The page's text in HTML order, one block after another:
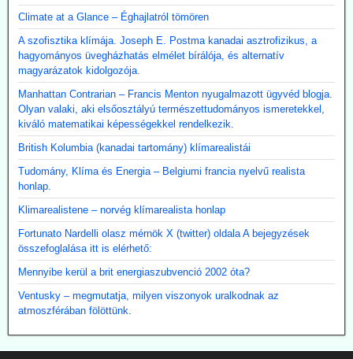
Climate at a Glance – Éghajlatról tömören
A szofisztika klímája. Joseph E. Postma kanadai asztrofizikus, a
hagyományos üvegházhatás elmélet bírálója, és alternatív
magyarázatok kidolgozója.
Manhattan Contrarian – Francis Menton nyugalmazott ügyvéd blogja.
Olyan valaki, aki elsőosztályú természettudományos ismeretekkel,
kiváló matematikai képességekkel rendelkezik.
British Kolumbia (kanadai tartomány) klímarealistái
Tudomány, Klíma és Energia – Belgiumi francia nyelvű realista
honlap.
Klimarealistene – norvég klímarealista honlap
Fortunato Nardelli olasz mérnök X (twitter) oldala A bejegyzések
összefoglalása itt is elérhető:
Mennyibe kerül a brit energiaszubvenció 2002 óta?
Ventusky – megmutatja, milyen viszonyok uralkodnak az
atmoszférában fölöttünk.